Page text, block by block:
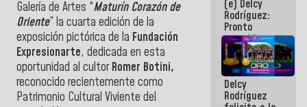
Galería de Artes “Maturín Corazón de
Oriente” la cuarta edición de la
exposición pictórica de la Fundación
Expresionarte, dedicada en esta
oportunidad al cultorRomer Botini,
reconocido recientemente como
Patrimonio Cultural Viviente del
los
Centroamericanos
(e) Delcy
Rodríguez:
Pronto
restableceremos
las
operaciones
en el
Aeropuerto
Internacional
Delcy
Rodríguez